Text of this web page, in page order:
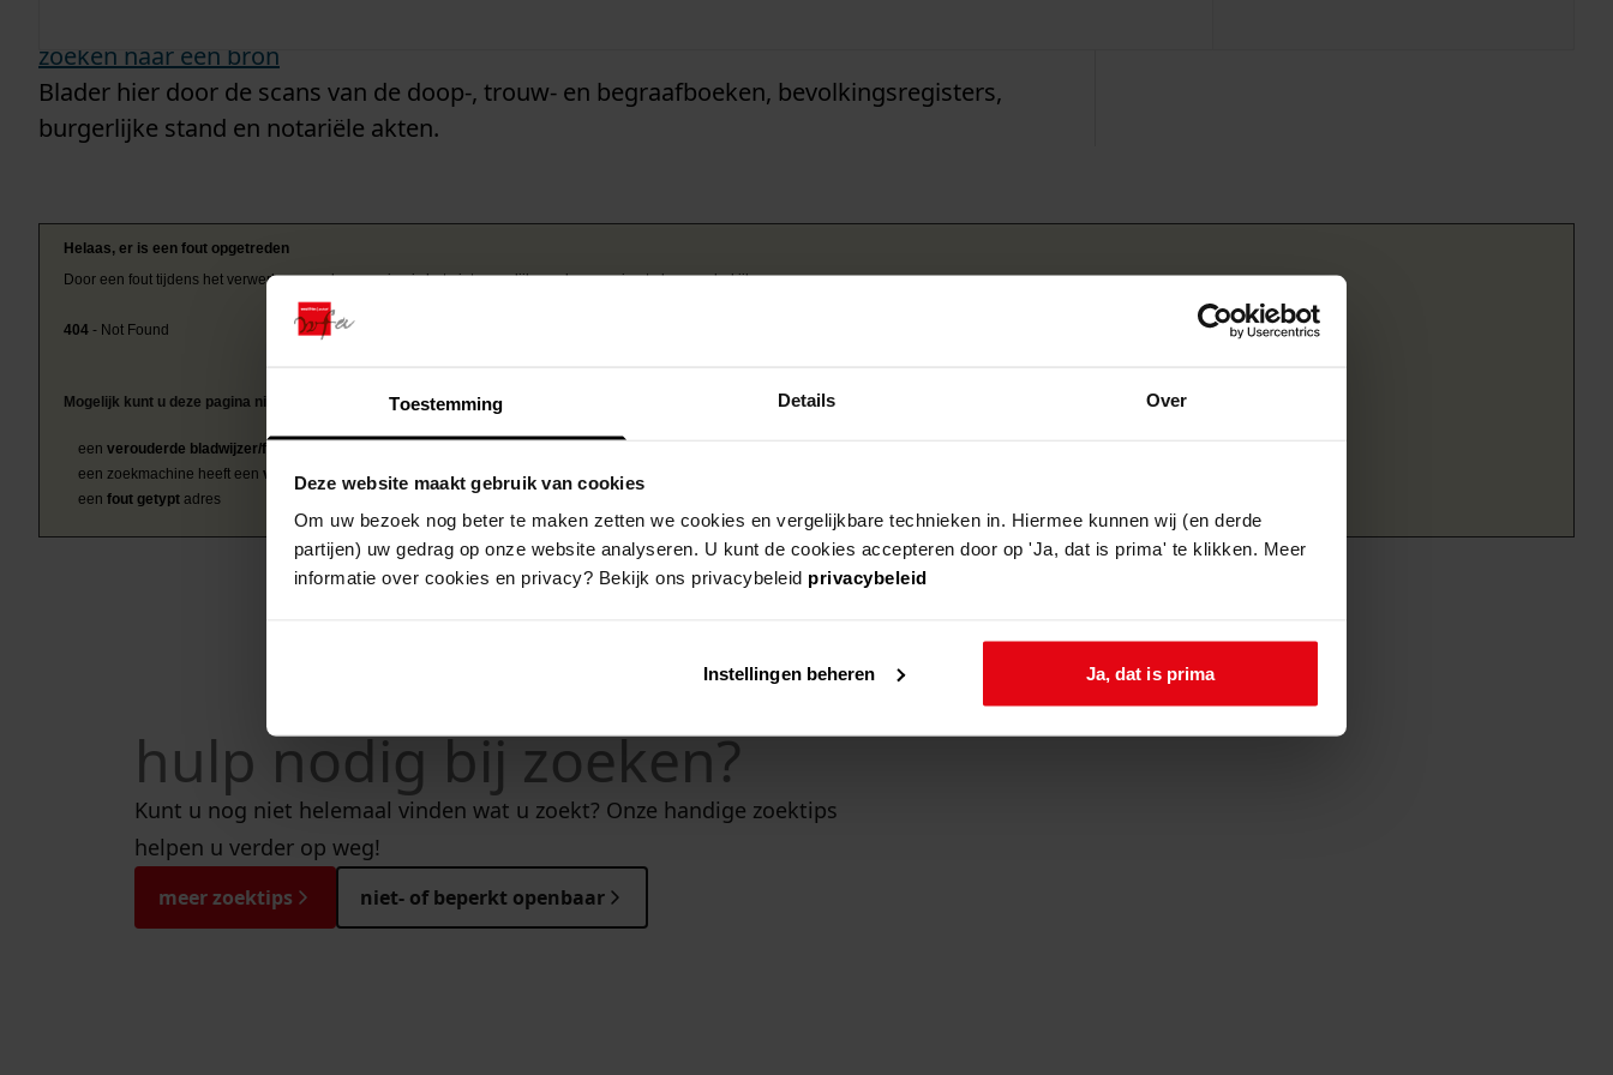
Toestemming Details Over
Deze website maakt gebruik van cookies
Om uw bezoek nog beter te maken zetten we cookies en vergelijkbare technieken in. Hiermee kunnen wij (en derde
partijen) uw gedrag op onze website analyseren. U kunt de cookies accepteren door op 'Ja, dat is prima' te klikken. Meer
informatie over cookies en privacy? Bekijk ons privacybeleid privacybeleid
Instellingen beheren Ja, dat is prima
zoeken naar een bron
Blader hier door de scans van de doop-, trouw- en begraafboeken, bevolkingsregisters,
burgerlijke stand en notariële akten.
Helaas, er is een fout opgetreden
Door een fout tijdens het verwerken van deze pagina is het niet mogelijk om deze pagina te kunnen bekijken.
404 - Not Found
Mogelijk kunt u deze pagina niet bezoeken door:
een verouderde bladwijzer/favoriet
een zoekmachine heeft een verouderde lijst van de website
een fout getypt adres
hulp nodig bij zoeken?
Kunt u nog niet helemaal vinden wat u zoekt? Onze handige zoektips
helpen u verder op weg!
meer zoektips niet- of beperkt openbaar